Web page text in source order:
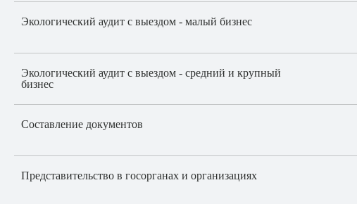
Экологический аудит с выездом - малый бизнес
Экологический аудит с выездом - средний и крупный
бизнес
Составление документов
Представительство в госорганах и организациях